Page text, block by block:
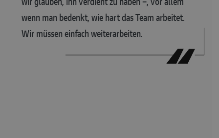
wenn man bedenkt, wie hart das Team arbeitet.
Wir müssen einfach weiterarbeiten.